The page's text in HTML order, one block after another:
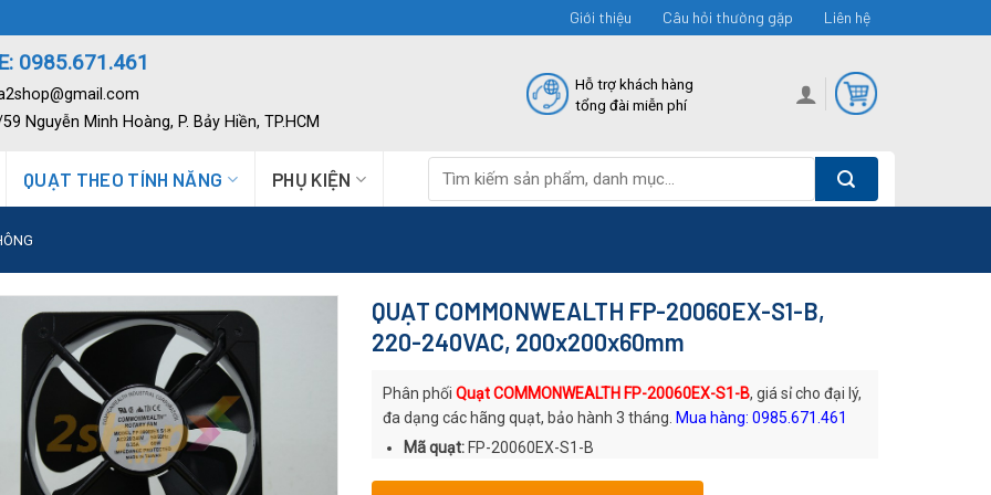
Giới thiệu Câu hỏi thường gặp Liên hệ
0985.671.461
Nguyễn Minh Hoàng, P. Bảy Hiền, TP.HCM
Hỗ trợ khách hàng
tổng đài miễn phí
QUẠT THEO TÍNH NĂNG PHỤ KIỆN
kiếm:
QUẠT COMMONWEALTH FP-20060EX-S1-B,
220-240VAC, 200x200x60mm
Phân phốiQuạt COMMONWEALTH FP-20060EX-S1-B, giá sỉ cho đại lý,
đa dạng các hãng quạt, bảo hành 3 tháng. Mua hàng: 0985.671.461
Mã quạt: FP-20060EX-S1-B
Thương hiệu: Quạt AC COMMONWEALTH